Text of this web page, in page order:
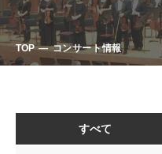
TOP コンサート情報
すべて